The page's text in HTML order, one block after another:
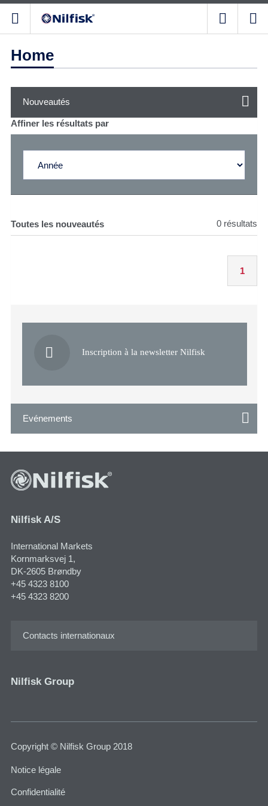
Home
Nouveautés
Affiner les résultats par
Toutes les nouveautés 0 résultats
1
Inscription à la newsletter Nilfisk
Evénements
Nilfisk A/S
International Markets
Kornmarksvej 1​,
DK-2605 Brøndby
+45 4323 8100
+45 4323 8200
Contacts internationaux
Nilfisk Group
Copyright © Nilfisk Group 2018
Notice légale
Confidentialité